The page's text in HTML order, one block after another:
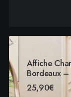
Affiche
Bordeaux –
25,90€